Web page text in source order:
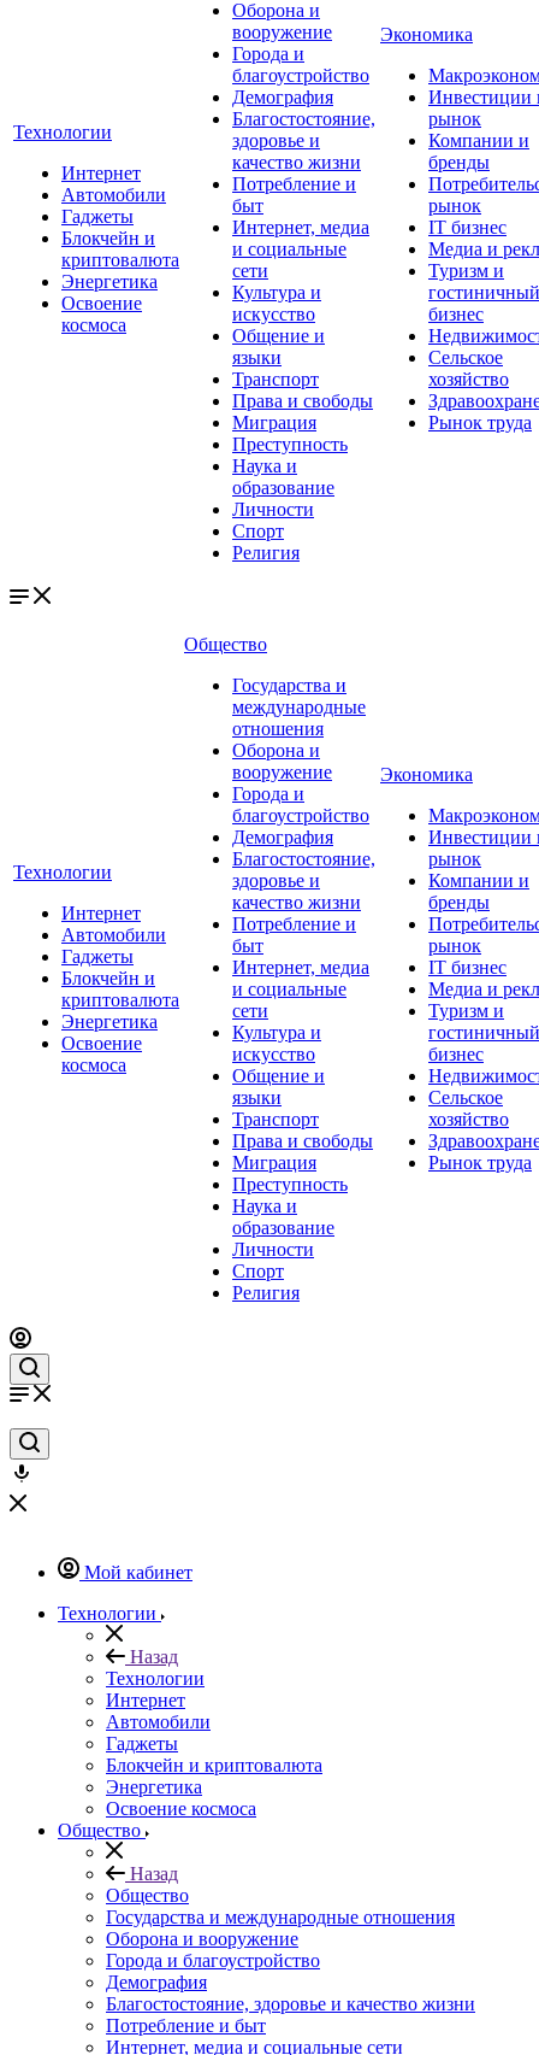
Технологии
Интернет
Автомобили
Гаджеты
Блокчейн и
криптовалюта
Энергетика
Освоение
космоса
Оборона и
вооружение
Города и
благоустройство
Демография
Благостостояние,
здоровье и
качество жизни
Потребление и
быт
Интернет, медиа
и социальные
сети
Культура и
искусство
Общение и
языки
Транспорт
Права и свободы
Миграция
Преступность
Наука и
образование
Личности
Спорт
Религия
Экономика
Инвестиции
рынок
Компании и
бренды
рынок
IT бизнес
Медиа и
Туризм и
гостиничный
бизнес
Сельское
хозяйство
Рынок труда
Технологии
Интернет
Автомобили
Гаджеты
Блокчейн и
криптовалюта
Энергетика
Освоение
космоса
Общество
Государства и
международные
отношения
Оборона и
вооружение
Города и
благоустройство
Демография
Благостостояние,
здоровье и
качество жизни
Потребление и
быт
Интернет, медиа
и социальные
сети
Культура и
искусство
Общение и
языки
Транспорт
Права и свободы
Миграция
Преступность
Наука и
образование
Личности
Спорт
Религия
Экономика
Инвестиции
рынок
Компании и
бренды
рынок
IT бизнес
Медиа и
Туризм и
гостиничный
бизнес
Сельское
хозяйство
Рынок труда
Мой кабинет
Технологии
Назад
Технологии
Интернет
Автомобили
Гаджеты
Блокчейн и криптовалюта
Энергетика
Освоение космоса
Общество
Назад
Общество
Государства и международные отношения
Оборона и вооружение
Города и благоустройство
Демография
Благостостояние, здоровье и качество жизни
Потребление и быт
Интернет, медиа и социальные сети